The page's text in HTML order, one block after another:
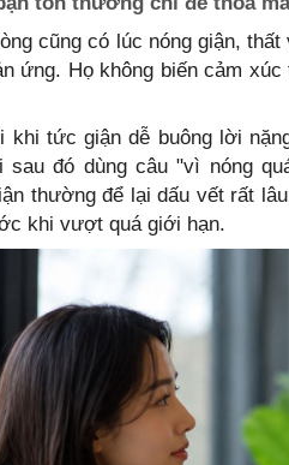
cũng có lúc nóng giận,
ứng. Họ không biến cảm
khi tức giận dễ buông lời
sau đó dùng câu "vì nóng
thường để lại dấu vết rất
khi vượt quá giới hạn.